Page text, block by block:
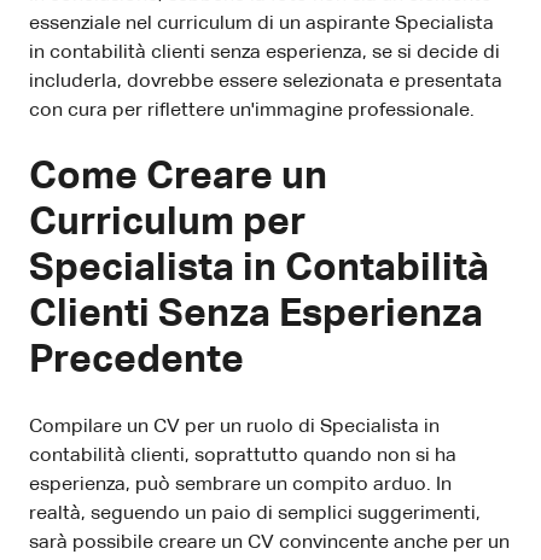
essenziale nel curriculum di un aspirante Specialista
in contabilità clienti senza esperienza, se si decide di
includerla, dovrebbe essere selezionata e presentata
con cura per riflettere un'immagine professionale.
Come Creare un
Curriculum per
Specialista in Contabilità
Clienti Senza Esperienza
Precedente
Compilare un CV per un ruolo di Specialista in
contabilità clienti, soprattutto quando non si ha
esperienza, può sembrare un compito arduo. In
realtà, seguendo un paio di semplici suggerimenti,
sarà possibile creare un CV convincente anche per un